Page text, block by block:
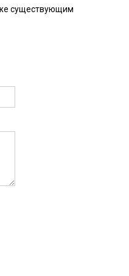
существующим